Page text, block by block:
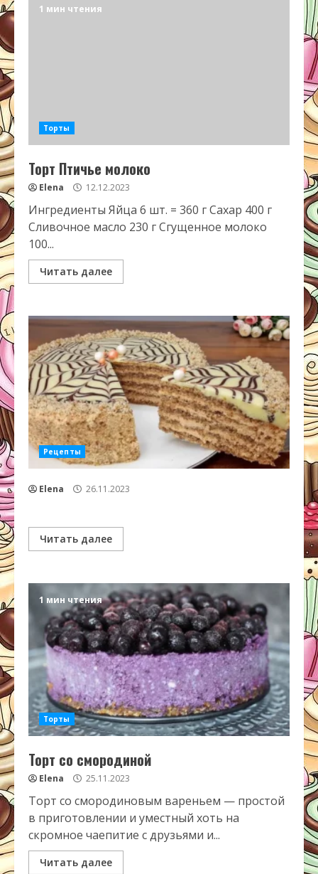
1 мин чтения
Торты
Торт Птичье молоко
Elena 12.12.2023
Ингредиенты Яйца 6 шт. = 360 г Сахар 400 г
Сливочное масло 230 г Сгущенное молоко
100...
Читать далее
Рецепты
Elena 26.11.2023
Читать далее
1 мин чтения
Торты
Торт со смородиной
Elena 25.11.2023
Торт со смородиновым вареньем — простой
в приготовлении и уместный хоть на
скромное чаепитие с друзьями и...
Читать далее